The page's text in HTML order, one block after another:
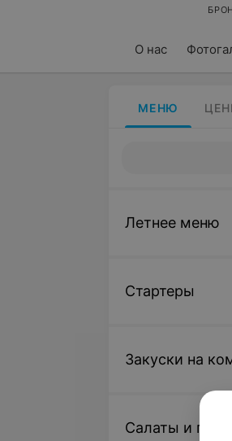
О нас
МЕНЮ
Летнее меню
Стартеры
Закуски на
Салаты и